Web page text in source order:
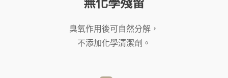
臭氧作用後可自然分解，
不添加化學清潔劑。